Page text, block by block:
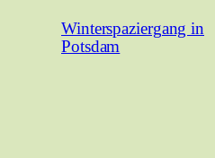
Winterspaziergang in
Potsdam